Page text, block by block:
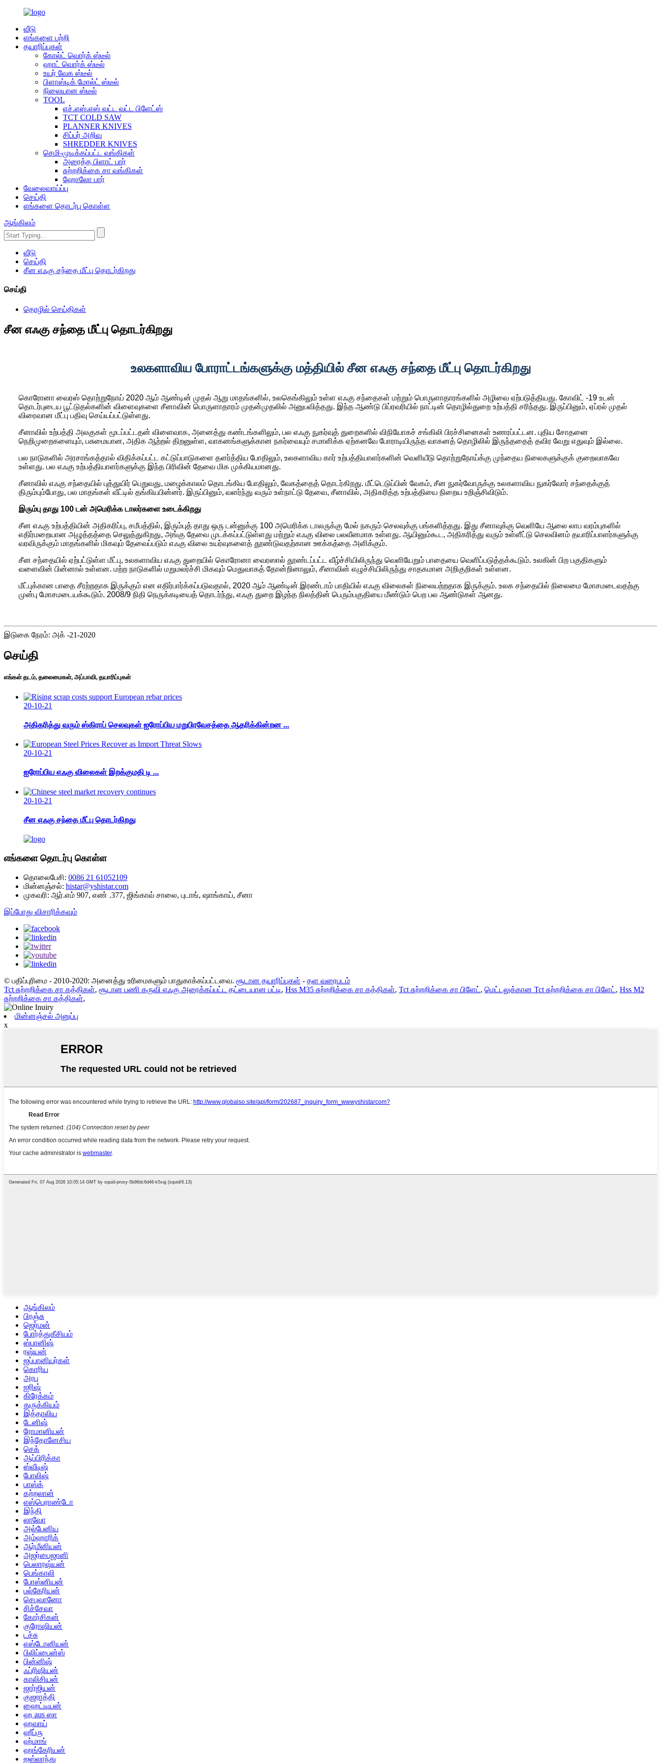
வீடு
எங்களை பற்றி
தயாரிப்புகள்
கோல்ட் வொர்க் ஸ்டீல்
ஹாட் வொர்க் ஸ்டீல்
உயர் வேக ஸ்டீல்
பிளாஸ்டிக் மோல்ட் ஸ்டீல்
நிலையான ஸ்டீல்
TOOL
எச்.எஸ்.எஸ் வட்ட வட்ட பிளேட்ஸ்
TCT COLD SAW
PLANNER KNIVES
சிப்பர் அறிவு
SHREDDER KNIVES
செமி-முடிக்கப்பட்ட வங்கிகள்
அரைத்த பிளாட் பார்
சுற்றறிக்கை சா வங்கிகள்
ஹோலோ பார்
வேலைவாய்ப்பு
செய்தி
எங்களை தொடர்பு கொள்ள
ஆங்கிலம்
வீடு
செய்தி
சீன எஃகு சந்தை மீட்பு தொடர்கிறது
செய்தி
தொழில் செய்திகள்
சீன எஃகு சந்தை மீட்பு தொடர்கிறது
உலகளாவிய போராட்டங்களுக்கு மத்தியில் சீன எஃகு சந்தை மீட்பு தொடர்கிறது
கொரோனா வைரஸ் தொற்றுநோய் 2020 ஆம் ஆண்டின் முதல் ஆறு மாதங்களில், உலகெங்கிலும் உள்ள எஃகு சந்தைகள் மற்றும் பொருளாதாரங்களில் அழிவை ஏற்படுத்தியது. கோவிட் -19 உடன்
தொடர்புடைய பூட்டுதல்களின் விளைவுகளை சீனாவின் பொருளாதாரம் முதன்முதலில் அனுபவித்தது. இந்த ஆண்டு பிப்ரவரியில் நாட்டின் தொழில்துறை உற்பத்தி சரிந்தது. இருப்பினும், ஏப்ரல் முதல்
விரைவான மீட்பு பதிவு செய்யப்பட்டுள்ளது.
சீனாவில் உற்பத்தி அலகுகள் மூடப்பட்டதன் விளைவாக, அனைத்து கண்டங்களிலும், பல எஃகு நுகர்வுத் துறைகளில் விநியோகச் சங்கிலி பிரச்சினைகள் உணரப்பட்டன. புதிய சோதனை
நெறிமுறைகளையும், பசுமையான, அதிக ஆற்றல் திறனுள்ள, வாகனங்களுக்கான நகர்வையும் சமாளிக்க ஏற்கனவே போராடியிருந்த வாகனத் தொழிலில் இருந்ததைத் தவிர வேறு எதுவும் இல்லை.
பல நாடுகளில் அரசாங்கத்தால் விதிக்கப்பட்ட கட்டுப்பாடுகளை தளர்த்திய போதிலும், உலகளாவிய கார் உற்பத்தியாளர்களின் வெளியீடு தொற்றுநோய்க்கு முந்தைய நிலைகளுக்குக் குறைவாகவே
உள்ளது. பல எஃகு உற்பத்தியாளர்களுக்கு இந்த பிரிவின் தேவை மிக முக்கியமானது.
சீனாவில் எஃகு சந்தையில் புத்துயிர் பெறுவது, மழைக்காலம் தொடங்கிய போதிலும், வேகத்தைத் தொடர்கிறது. மீட்டெடுப்பின் வேகம், சீன நுகர்வோருக்கு உலகளாவிய நுகர்வோர் சந்தைக்குத்
திரும்பும்போது, ​​பல மாதங்கள் வீட்டில் தங்கியபின்னர். இருப்பினும், வளர்ந்து வரும் உள்நாட்டு தேவை, சீனாவில், அதிகரித்த உற்பத்தியை நிறைய உறிஞ்சிவிடும்.
இரும்பு தாது 100 டன் அமெரிக்க டாலர்களை உடைக்கிறது
சீன எஃகு உற்பத்தியின் அதிகரிப்பு, சமீபத்தில், இரும்புத் தாது ஒரு டன்னுக்கு 100 அமெரிக்க டாலருக்கு மேல் நகரும் செலவுக்கு பங்களித்தது. இது சீனாவுக்கு வெளியே ஆலை லாப வரம்புகளில்
எதிர்மறையான அழுத்தத்தை செலுத்துகிறது, அங்கு தேவை முடக்கப்பட்டுள்ளது மற்றும் எஃகு விலை பலவீனமாக உள்ளது. ஆயினும்கூட, அதிகரித்து வரும் உள்ளீட்டு செலவினம் தயாரிப்பாளர்களுக்கு
வரவிருக்கும் மாதங்களில் மிகவும் தேவைப்படும் எஃகு விலை உயர்வுகளைத் தூண்டுவதற்கான ஊக்கத்தை அளிக்கும்.
சீன சந்தையில் ஏற்பட்டுள்ள மீட்பு, உலகளாவிய எஃகு துறையில் கொரோனா வைரஸால் தூண்டப்பட்ட வீழ்ச்சியிலிருந்து வெளியேறும் பாதையை வெளிப்படுத்தக்கூடும். உலகின் பிற பகுதிகளும்
வளைவின் பின்னால் உள்ளன. மற்ற நாடுகளில் மறுமலர்ச்சி மிகவும் மெதுவாகத் தோன்றினாலும், சீனாவின் எழுச்சியிலிருந்து சாதகமான அறிகுறிகள் உள்ளன.
மீட்புக்கான பாதை சீரற்றதாக இருக்கும் என எதிர்பார்க்கப்படுவதால், 2020 ஆம் ஆண்டின் இரண்டாம் பாதியில் எஃகு விலைகள் நிலையற்றதாக இருக்கும். உலக சந்தையில் நிலைமை மோசமடைவதற்கு
முன்பு மோசமடையக்கூடும். 2008/9 நிதி நெருக்கடியைத் தொடர்ந்து, எஃகு துறை இழந்த நிலத்தின் பெரும்பகுதியை மீண்டும் பெற பல ஆண்டுகள் ஆனது.
இடுகை நேரம்: அக் -21-2020
செய்தி
எங்கள் தடம், தலைமைகள், அப்பாவி, தயாரிப்புகள்
20-10-21
அதிகரித்து வரும் ஸ்கிராப் செலவுகள் ஐரோப்பிய மறுபிரவேசத்தை ஆதரிக்கின்றன ...
20-10-21
ஐரோப்பிய எஃகு விலைகள் இறக்குமதி டி ...
20-10-21
சீன எஃகு சந்தை மீட்பு தொடர்கிறது
எங்களை தொடர்பு கொள்ள
தொலைபேசி: 0086 21 61052109
மின்னஞ்சல்: histar@yshistar.com
முகவரி: ஆர்.எம் 907, எண் .377, ஜிங்காவ் சாலை, புடாங், ஷாங்காய், சீனா
இப்போது விசாரிக்கவும்
© பதிப்புரிமை - 2010-2020: அனைத்து உரிமைகளும் பாதுகாக்கப்பட்டவை. சூடான தயாரிப்புகள் - தள வரைபடம்
Tct சுற்றறிக்கை சா கத்திகள், சூடான பணி கருவி எஃகு அரைக்கப்பட்ட தட்டையான பட்டி, Hss M35 சுற்றறிக்கை சா கத்திகள், Tct சுற்றறிக்கை சா பிளேட் , மெட்டலுக்கான Tct சுற்றறிக்கை சா பிளேட் , Hss M2
சுற்றறிக்கை சா கத்திகள்,
மின்னஞ்சல் அனுப்பு
x
ஆங்கிலம்
பிரஞ்சு
ஜெர்மன்
போர்த்துகீசியம்
ஸ்பானிஷ்
ரஷ்யன்
ஜப்பானியர்கள்
கொரிய
அரபு
ஐரிஷ்
கிரேக்கம்
துருக்கியம்
இத்தாலிய
டேனிஷ்
ரோமானியன்
இந்தோனேசிய
செக்
ஆப்பிரிக்கா
ஸ்வீடிஷ்
போலிஷ்
பாஸ்க்
கற்றலான்
எஸ்பெராண்டோ
இந்தி
லாவோ
அல்பேனிய
அம்ஹாரிக்
ஆர்மீனியன்
அஜர்பைஜானி
பெலாரஷ்யன்
பெங்காலி
போஸ்னியன்
பல்கேரியன்
செபுவானோ
சிச்சேவா
கோர்சிகன்
குரோஷியன்
டச்சு
எஸ்டோனியன்
பிலிப்பைன்ஸ்
பின்னிஷ்
ஃப்ரிஷியன்
காலிசியன்
ஜார்ஜியன்
குஜராத்தி
ஹைட்டியன்
ஹ aus ஸா
ஹவாய்
ஹீப்ரு
ஹ்மாங்
ஹங்கேரியன்
ஐஸ்லாந்து